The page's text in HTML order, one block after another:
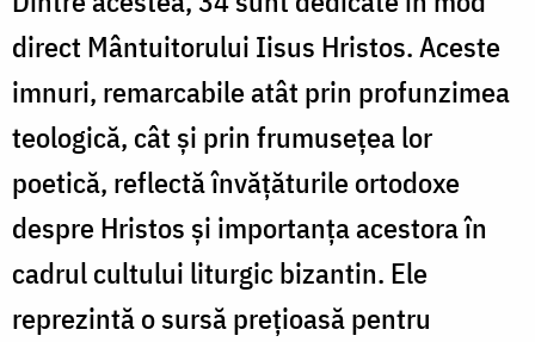
direct Mântuitorului Iisus Hristos. Aceste
imnuri, remarcabile atât prin profunzimea
teologică, cât și prin frumusețea lor
poetică, reflectă învățăturile ortodoxe
despre Hristos și importanța acestora în
cadrul cultului liturgic bizantin. Ele
reprezintă o sursă prețioasă pentru